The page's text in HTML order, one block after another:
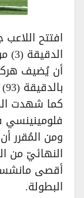
افتتح
أن يُضيف
بالدقيقة (93) لينتهي اللقاء لصالح فلومينينسي.
كما شهدت
فلومينينسي في
ومن المُقرر
النهائيّ من
أقصى
البطولة.